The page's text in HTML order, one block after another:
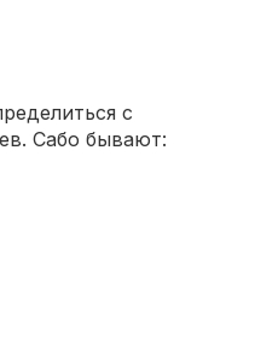
с
Сабо бывают: